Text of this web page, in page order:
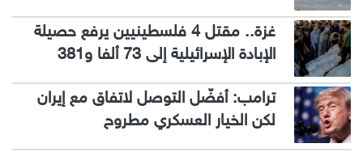
غزة.. مقتل 4 فلسطينيين يرفع حصيلة
الإبادة الإسرائيلية إلى 73 ألفا و381
ترامب: أفضّل التوصل لاتفاق مع إيران
لكن الخيار العسكري مطروح